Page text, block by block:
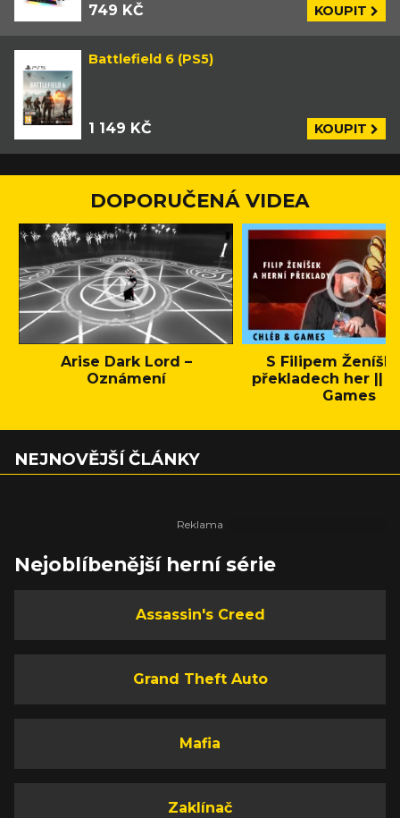
749 KČ KOUPIT
Battlefield 6 (PS5)
1 149 KČ KOUPIT
DOPORUČENÁ VIDEA
Arise Dark Lord –
Oznámení
S Filipem
překladech her ||
Games
NEJNOVĚJŠÍ ČLÁNKY
Nejoblíbenější herní série
Assassin's Creed
Grand Theft Auto
Mafia
Zaklínač